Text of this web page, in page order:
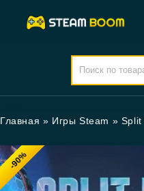
Главная » Игры Steam » Split
-90%